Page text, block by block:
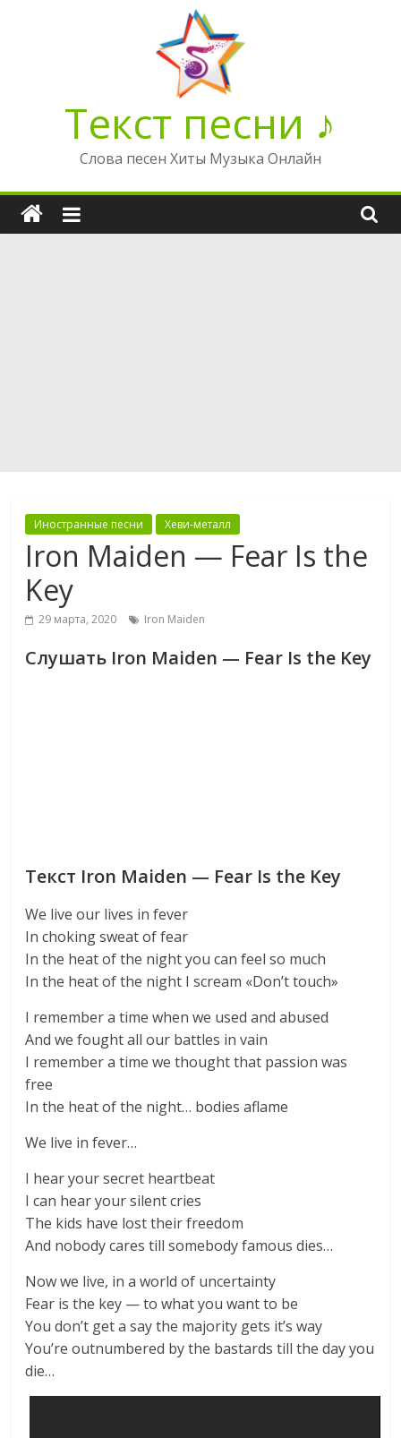
Текст песни ♪
Слова песен Хиты Музыка Онлайн
Иностранные песни Хеви-металл
Iron Maiden — Fear Is the
Key
29 марта, 2020 Iron Maiden
Слушать Iron Maiden — Fear Is the Key
Текст Iron Maiden — Fear Is the Key
We live our lives in fever
In choking sweat of fear
In the heat of the night you can feel so much
In the heat of the night I scream «Don’t touch»
I remember a time when we used and abused
And we fought all our battles in vain
I remember a time we thought that passion was
free
In the heat of the night… bodies aflame
We live in fever…
I hear your secret heartbeat
I can hear your silent cries
The kids have lost their freedom
And nobody cares till somebody famous dies…
Now we live, in a world of uncertainty
Fear is the key — to what you want to be
You don’t get a say the majority gets it’s way
You’re outnumbered by the bastards till the day you
die…